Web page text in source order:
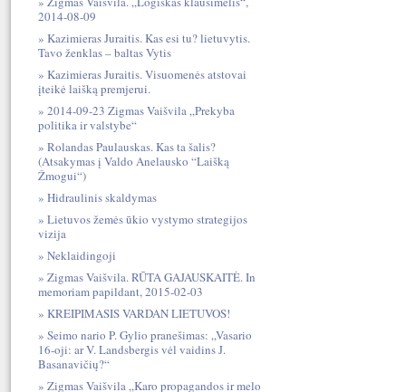
2014-08-09
Kazimieras Juraitis. Kas esi tu? lietuvytis.
Tavo ženklas – baltas Vytis
Kazimieras Juraitis. Visuomenės atstovai
įteikė laišką premjerui.
2014-09-23 Zigmas Vaišvila „Prekyba
politika ir valstybe“
Rolandas Paulauskas. Kas ta šalis?
(Atsakymas į Valdo Anelausko “Laišką
Žmogui“)
Hidraulinis skaldymas
Lietuvos žemės ūkio vystymo strategijos
vizija
Neklaidingoji
Zigmas Vaišvila. RŪTA GAJAUSKAITĖ. In
memoriam papildant, 2015-02-03
KREIPIMASIS VARDAN LIETUVOS!
Seimo nario P. Gylio pranešimas: „Vasario
16-oji: ar V. Landsbergis vėl vaidins J.
Basanavičių?“
Zigmas Vaišvila „Karo propagandos ir melo